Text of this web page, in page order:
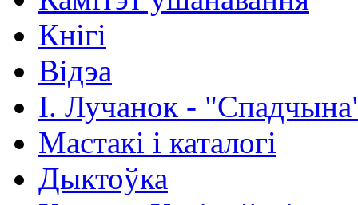
Кнігі
Відэа
І. Лучанок -
Мастакі i каталогi
Дыктоўка